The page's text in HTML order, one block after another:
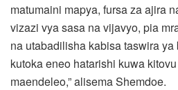
matumaini mapya, fursa za ajira
vizazi vya sasa na vijavyo, pia
na utabadilisha kabisa taswira
kutoka eneo hatarishi kuwa
maendeleo,” alisema Shemdoe.